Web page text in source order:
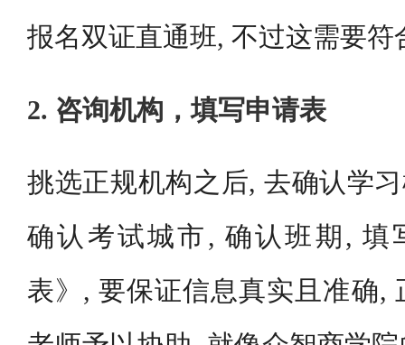
报名双证直通班, 不过这需要符
2. 咨询机构，填写申请表
挑选正规机构之后, 去确认学
确认考试城市, 确认班期, 填
表》, 要保证信息真实且准确,